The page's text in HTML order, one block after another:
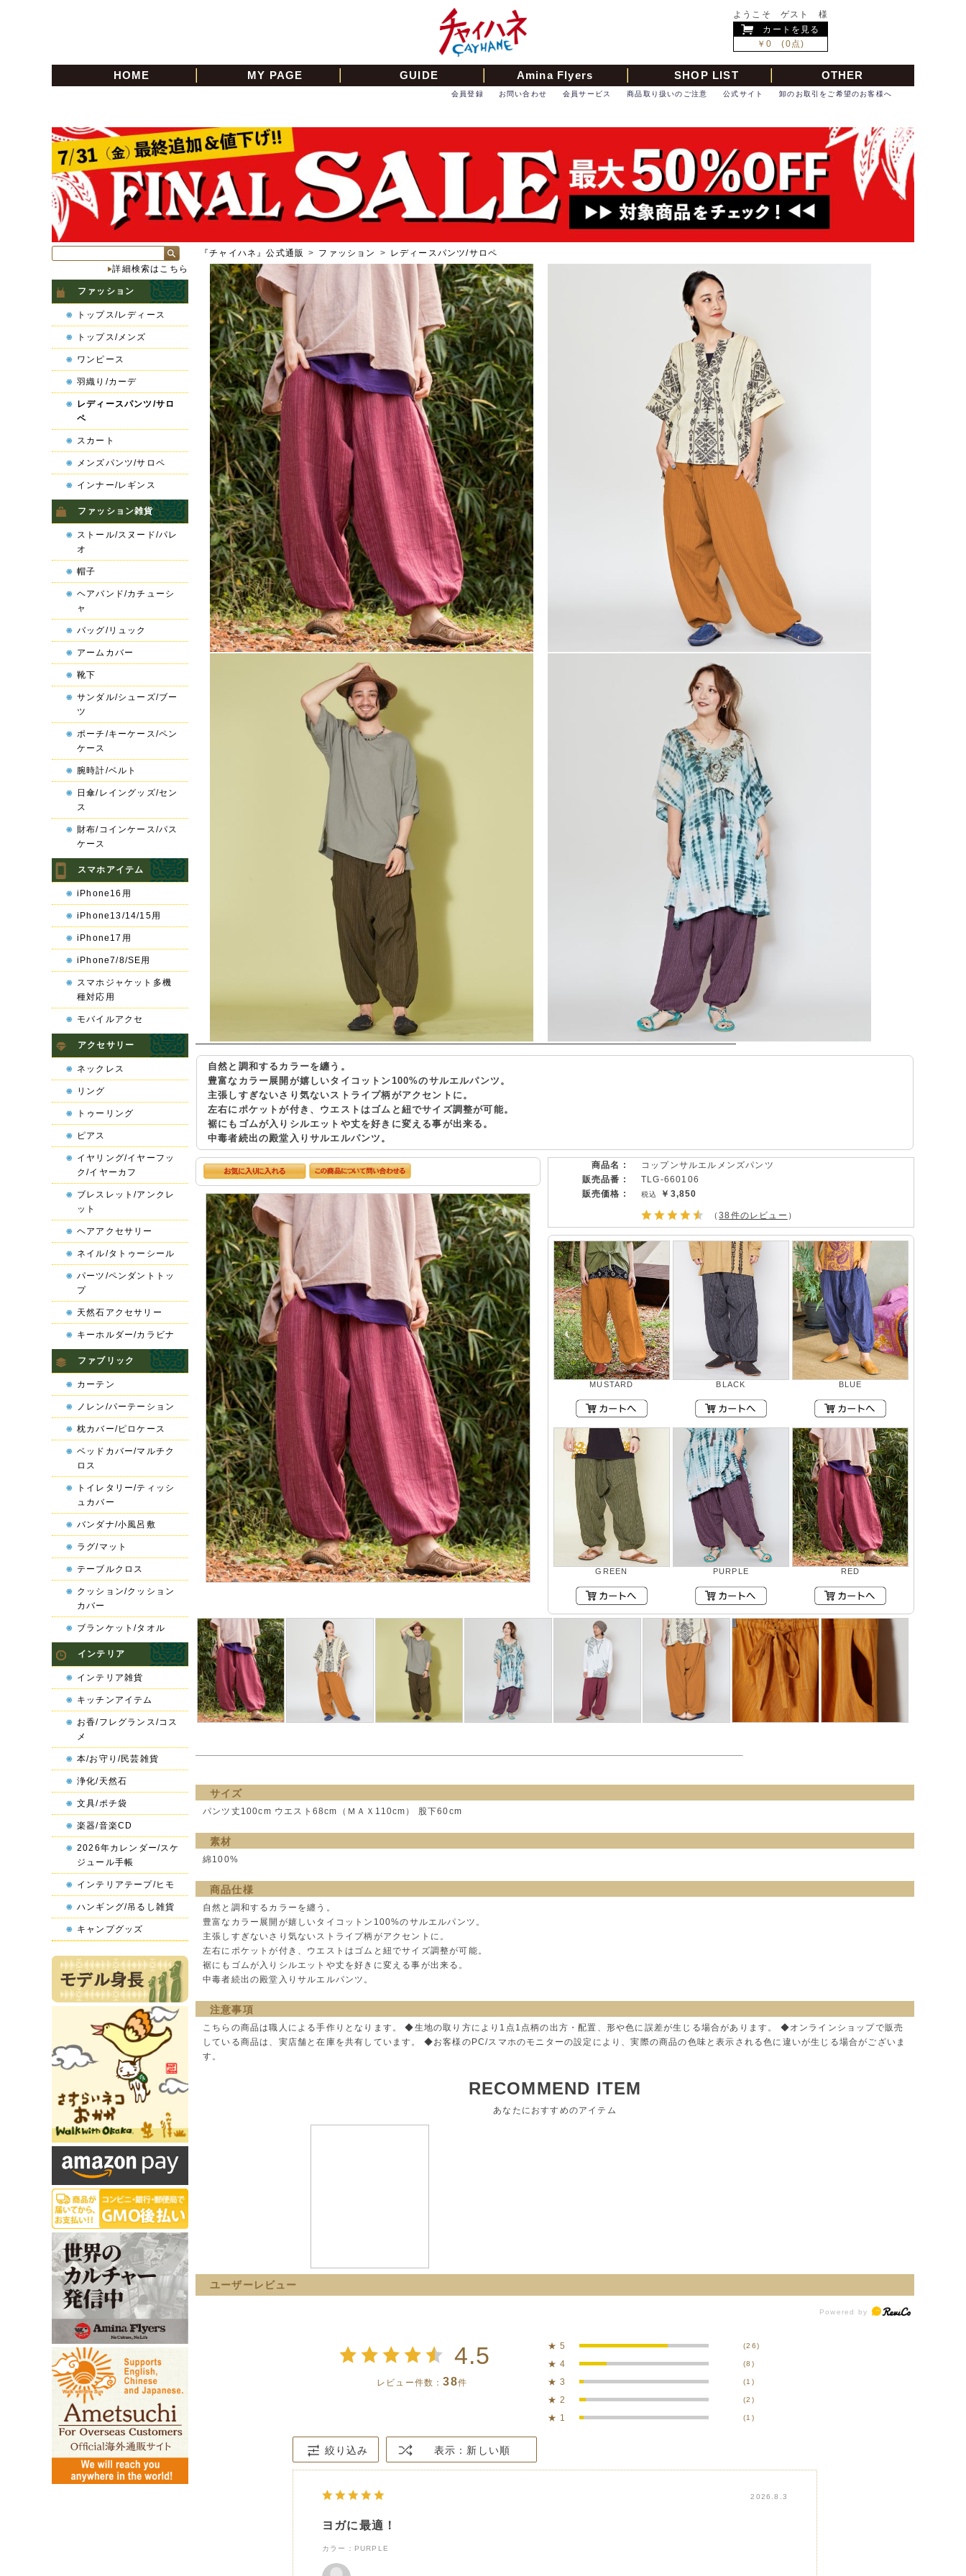
ようこそ ゲスト 様
カートを見る
￥0 (0点)
HOME MY PAGE GUIDE Amina Flyers SHOP LIST OTHER
卸のお取引をご希望のお客様へ
公式サイト
商品取り扱いのご注意
会員サービス
お問い合わせ
会員登録
『チャイハネ』公式通販 > ファッション > レディースパンツ/サロペ
自然と調和するカラーを纏う。
豊富なカラー展開が嬉しいタイコットン100%のサルエルパンツ。
主張しすぎないさり気ないストライプ柄がアクセントに。
左右にポケットが付き、ウエストはゴムと紐でサイズ調整が可能。
裾にもゴムが入りシルエットや丈を好きに変える事が出来る。
中毒者続出の殿堂入りサルエルパンツ。
商品名 :
コップンサルエルメンズパンツ
販売品番 :
TLG-660106
販売価格 :
￥3,850
（38件のレビュー ）
MUSTARD BLACK BLUE
GREEN PURPLE RED
サイズ
パンツ丈100cm ウエスト68cm（ＭＡＸ110cm） 股下60cm
素材
綿100%
商品仕様
自然と調和するカラーを纏う。
豊富なカラー展開が嬉しいタイコットン100%のサルエルパンツ。
主張しすぎないさり気ないストライプ柄がアクセントに。
左右にポケットが付き、ウエストはゴムと紐でサイズ調整が可能。
裾にもゴムが入りシルエットや丈を好きに変える事が出来る。
中毒者続出の殿堂入りサルエルパンツ。
注意事項
こちらの商品は職人による手作りとなります。 ◆生地の取り方により1点1点柄の出方・配置、形や色に誤差が生じる場合があります。 ◆オンラインショップで販売
している商品は、実店舗と在庫を共有しています。 ◆お客様のPC/スマホのモニターの設定により、実際の商品の色味と表示される色に違いが生じる場合がございま
す。
RECOMMEND ITEM
あなたにおすすめのアイテム
ユーザーレビュー
4.5
レビュー件数：38件
★ 5 (26)
★ 4 (8)
★ 3 (1)
★ 2 (2)
★ 1 (1)
絞り込み 表示：新しい順
2026.8.3
ヨガに最適！
カラー：PURPLE
詳細検索はこちら
ファッション
トップス/レディース
トップス/メンズ
ワンピース
羽織り/カーデ
レディースパンツ/サロ
ペ
スカート
メンズパンツ/サロペ
インナー/レギンス
ファッション雑貨
ストール/スヌード/パレ
オ
帽子
ヘアバンド/カチューシ
ャ
バッグ/リュック
アームカバー
靴下
サンダル/シューズ/ブー
ツ
ポーチ/キーケース/ペン
ケース
腕時計/ベルト
日傘/レイングッズ/セン
ス
財布/コインケース/パス
ケース
スマホアイテム
iPhone16用
iPhone13/14/15用
iPhone17用
iPhone7/8/SE用
スマホジャケット多機
種対応用
モバイルアクセ
アクセサリー
ネックレス
リング
トゥーリング
ピアス
イヤリング/イヤーフッ
ク/イヤーカフ
ブレスレット/アンクレ
ット
ヘアアクセサリー
ネイル/タトゥーシール
パーツ/ペンダントトッ
プ
天然石アクセサリー
キーホルダー/カラビナ
ファブリック
カーテン
ノレン/パーテーション
枕カバー/ピロケース
ベッドカバー/マルチク
ロス
トイレタリー/ティッシ
ュカバー
バンダナ/小風呂敷
ラグ/マット
テーブルクロス
クッション/クッション
カバー
ブランケット/タオル
インテリア
インテリア雑貨
キッチンアイテム
お香/フレグランス/コス
メ
本/お守り/民芸雑貨
浄化/天然石
文具/ポチ袋
楽器/音楽CD
2026年カレンダー/スケ
ジュール手帳
インテリアテープ/ヒモ
ハンギング/吊るし雑貨
キャンプグッズ